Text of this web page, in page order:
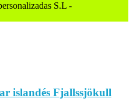
S.L -
islandés Fjallssjökull